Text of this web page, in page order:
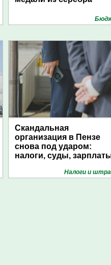
Скандальная
организация в Пензе
снова под ударом:
налоги, суды,
Налоги и